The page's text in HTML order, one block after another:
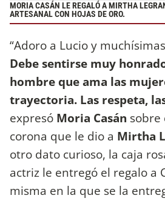
MORIA CASÁN LE REGALÓ A MIRTHA
ARTESANAL CON HOJAS DE ORO.
“Adoro a Lucio y
Debe sentirse muy
hombre que ama las
trayectoria. Las respeta,
expresó Moria Casán sobre
corona que le dio a Mirtha
otro dato curioso, la caja
actriz le entregó el regalo a
misma en la que se la